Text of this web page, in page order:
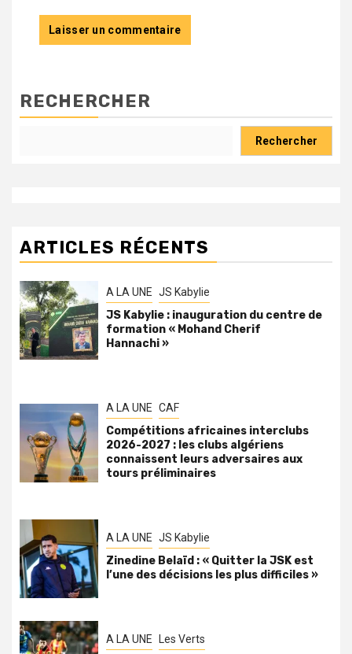
RECHERCHER
Rechercher
ARTICLES RÉCENTS
A LA UNE JS Kabylie
JS Kabylie : inauguration du centre de
formation « Mohand Cherif
Hannachi »
A LA UNE CAF
Compétitions africaines interclubs
2026-2027 : les clubs algériens
connaissent leurs adversaires aux
tours préliminaires
A LA UNE JS Kabylie
Zinedine Belaïd : « Quitter la JSK est
l’une des décisions les plus difficiles »
A LA UNE Les Verts